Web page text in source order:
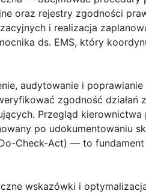
oraz rejestry zgodności
i realizacja
ds. EMS, który
audytowanie i poprawianie
zgodność działań
Przegląd
po udokumentowaniu
Check-Act) — to fundament
wskazówki i